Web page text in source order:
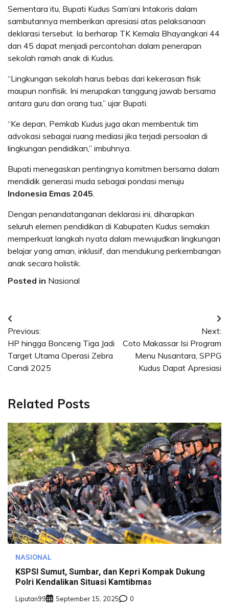
Sementara itu, Bupati Kudus Sam’ani Intakoris dalam
sambutannya memberikan apresiasi atas pelaksanaan
deklarasi tersebut. Ia berharap TK Kemala Bhayangkari 44
dan 45 dapat menjadi percontohan dalam penerapan
sekolah ramah anak di Kudus.
“Lingkungan sekolah harus bebas dari kekerasan fisik
maupun nonfisik. Ini merupakan tanggung jawab bersama
antara guru dan orang tua,” ujar Bupati.
“Ke depan, Pemkab Kudus juga akan membentuk tim
advokasi sebagai ruang mediasi jika terjadi persoalan di
lingkungan pendidikan,” imbuhnya.
Bupati menegaskan pentingnya komitmen bersama dalam
mendidik generasi muda sebagai pondasi menuju
Indonesia Emas 2045
Dengan penandatanganan deklarasi ini, diharapkan
seluruh elemen pendidikan di Kabupaten Kudus semakin
memperkuat langkah nyata dalam mewujudkan lingkungan
belajar yang aman, inklusif, dan mendukung perkembangan
anak secara holistik.
Posted in Nasional
Post
navigation
Previous:
HP hingga Bonceng Tiga Jadi
Target Utama Operasi Zebra
Candi 2025
Next:
Coto Makassar Isi Program
Menu Nusantara, SPPG
Kudus Dapat Apresiasi
Related Posts
NASIONAL
KSPSI Sumut, Sumbar, dan Kepri Kompak Dukung
Polri Kendalikan Situasi Kamtibmas
Liputan99 September 15, 2025 0